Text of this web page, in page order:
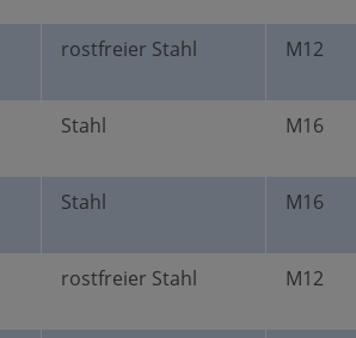
rostfreier Stahl M12
Stahl M16
Stahl M16
rostfreier Stahl M12